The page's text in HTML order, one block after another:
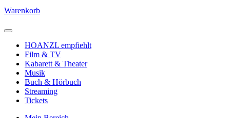
Warenkorb
HOANZL empfiehlt
Film & TV
Kabarett & Theater
Musik
Buch & Hörbuch
Streaming
Tickets